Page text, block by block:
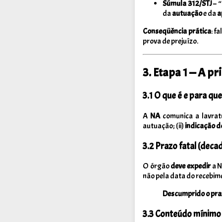
Súmula 312/STJ–
daautuaçãoe da
Conseqüência prática:
prova de prejuízo.
3. Etapa 1 — A
3.1 O que é e para
A NAcomunica a
autuação; (ii) indicação
3.2 Prazo fatal
O órgãodeve expedira
não pela data do
Descumprido o
3.3 Conteúdo